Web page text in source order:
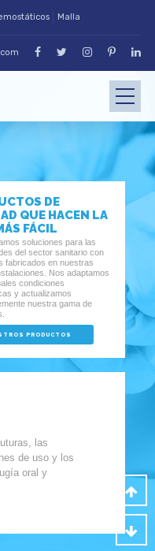
Malla
DE
QUE HACEN LA
FÁCIL
soluciones para las
del sector sanitario con
fabricados en nuestras
Nos adaptamos
condiciones
y actualizamos
nuestra gama de
las
de uso y los
oral y
PRODUCTOS